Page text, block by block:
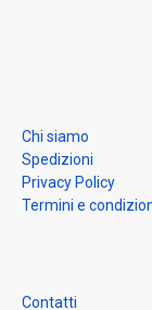
Chi siamo
Spedizioni
Privacy Policy
Termini e
Contatti